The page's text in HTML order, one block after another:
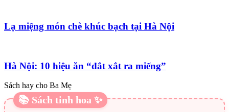
Lạ miệng món chè khúc bạch tại Hà Nội
Hà Nội: 10 hiệu ăn “đắt xắt ra miếng”
Sách hay cho Ba Mẹ
📚 Sách tinh hoa ✨